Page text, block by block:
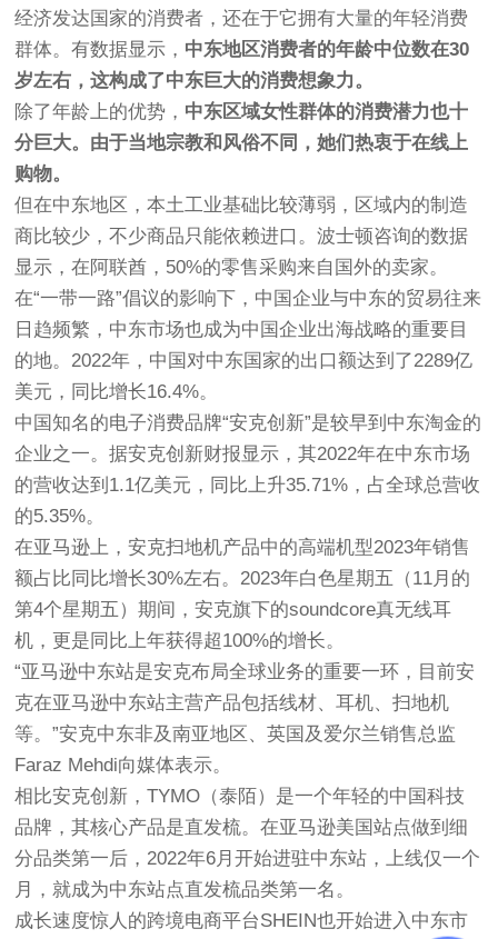
经济发达国家的消费者，还在于它拥有大量的年轻消费
群体。有数据显示， 中东地区消费者的年龄中位数在30
岁左右，这构成了中东巨大的消费想象力。
除了年龄上的优势， 中东区域女性群体的消费潜力也十
分巨大。由于当地宗教和风俗不同，她们热衷于在线上
购物。
但在中东地区，本土工业基础比较薄弱，区域内的制造
商比较少，不少商品只能依赖进口。波士顿咨询的数据
显示，在阿联酋，50%的零售采购来自国外的卖家。
在“一带一路”倡议的影响下，中国企业与中东的贸易往来
日趋频繁，中东市场也成为中国企业出海战略的重要目
的地。2022年，中国对中东国家的出口额达到了2289亿
美元，同比增长16.4%。
中国知名的电子消费品牌“安克创新”是较早到中东淘金的
企业之一。据安克创新财报显示，其2022年在中东市场
的营收达到1.1亿美元，同比上升35.71%，占全球总营收
的5.35%。
在亚马逊上，安克扫地机产品中的高端机型2023年销售
额占比同比增长30%左右。2023年白色星期五（11月的
第4个星期五）期间，安克旗下的soundcore真无线耳
机，更是同比上年获得超100%的增长。
“亚马逊中东站是安克布局全球业务的重要一环，目前安
克在亚马逊中东站主营产品包括线材、耳机、扫地机
等。”安克中东非及南亚地区、英国及爱尔兰销售总监
Faraz Mehdi向媒体表示。
相比安克创新，TYMO（泰陌）是一个年轻的中国科技
品牌，其核心产品是直发梳。在亚马逊美国站点做到细
分品类第一后，2022年6月开始进驻中东站，上线仅一个
月，就成为中东站点直发梳品类第一名。
成长速度惊人的跨境电商平台SHEIN也开始进入中东市